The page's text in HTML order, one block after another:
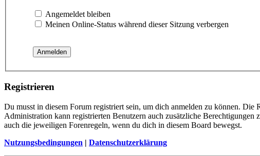
Angemeldet bleiben
Meinen Online-Status während dieser Sitzung verbergen
Registrieren
Du musst in diesem Forum registriert sein, um dich anmelden zu können.
Administration kann registrierten Benutzern auch zusätzliche
auch die jeweiligen Forenregeln, wenn du dich in diesem Board bewegst.
Nutzungsbedingungen | Datenschutzerklärung